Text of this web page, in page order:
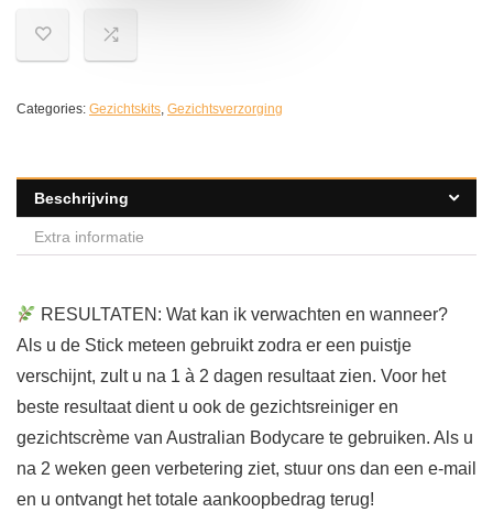
Categories: Gezichtskits, Gezichtsverzorging
Beschrijving
Extra informatie
RESULTATEN: Wat kan ik verwachten en wanneer?
Als u de Stick meteen gebruikt zodra er een puistje
verschijnt, zult u na 1 à 2 dagen resultaat zien. Voor het
beste resultaat dient u ook de gezichtsreiniger en
gezichtscrème van Australian Bodycare te gebruiken. Als u
na 2 weken geen verbetering ziet, stuur ons dan een e-mail
en u ontvangt het totale aankoopbedrag terug!